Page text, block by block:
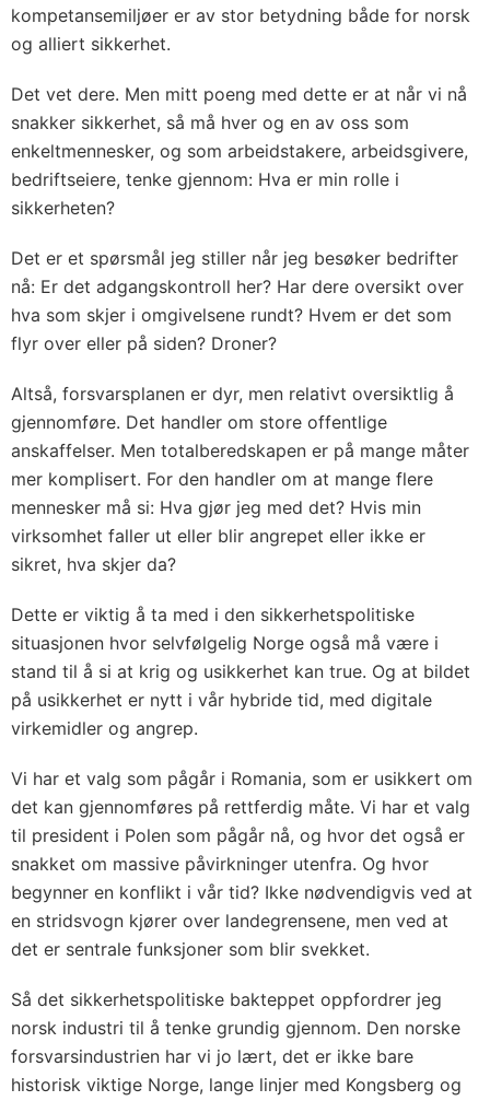
kompetansemiljøer er av stor betydning både for norsk
og alliert sikkerhet.
Det vet dere. Men mitt poeng med dette er at når vi nå
snakker sikkerhet, så må hver og en av oss som
enkeltmennesker, og som arbeidstakere, arbeidsgivere,
bedriftseiere, tenke gjennom: Hva er min rolle i
sikkerheten?
Det er et spørsmål jeg stiller når jeg besøker bedrifter
nå: Er det adgangskontroll her? Har dere oversikt over
hva som skjer i omgivelsene rundt? Hvem er det som
flyr over eller på siden? Droner?
Altså, forsvarsplanen er dyr, men relativt oversiktlig å
gjennomføre. Det handler om store offentlige
anskaffelser. Men totalberedskapen er på mange måter
mer komplisert. For den handler om at mange flere
mennesker må si: Hva gjør jeg med det? Hvis min
virksomhet faller ut eller blir angrepet eller ikke er
sikret, hva skjer da?
Dette er viktig å ta med i den sikkerhetspolitiske
situasjonen hvor selvfølgelig Norge også må være i
stand til å si at krig og usikkerhet kan true. Og at bildet
på usikkerhet er nytt i vår hybride tid, med digitale
virkemidler og angrep.
Vi har et valg som pågår i Romania, som er usikkert om
det kan gjennomføres på rettferdig måte. Vi har et valg
til president i Polen som pågår nå, og hvor det også er
snakket om massive påvirkninger utenfra. Og hvor
begynner en konflikt i vår tid? Ikke nødvendigvis ved at
en stridsvogn kjører over landegrensene, men ved at
det er sentrale funksjoner som blir svekket.
Så det sikkerhetspolitiske bakteppet oppfordrer jeg
norsk industri til å tenke grundig gjennom. Den norske
forsvarsindustrien har vi jo lært, det er ikke bare
historisk viktige Norge, lange linjer med Kongsberg og